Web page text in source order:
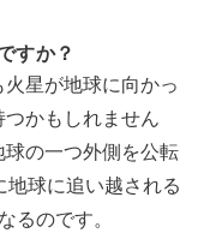
すか？
星が地球に向かっ
かもしれません
の一つ外側を公転
球に追い越される
るのです。